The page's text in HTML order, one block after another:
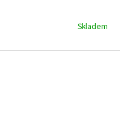
Skladem